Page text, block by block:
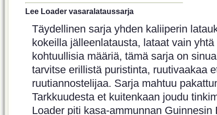
Lee Loader vasaralataussarja
Täydellinen sarja yhden kaliiperin
kokeilla jälleenlatausta, lataat vain
kohtuullisia määriä, tämä sarja on
tarvitse erillistä puristinta, ruutivaakaa
ruutiannostelijaa. Sarja mahtuu
Tarkkuudesta et kuitenkaan joudu
Loader piti kasa-ammunnan Guinnesin